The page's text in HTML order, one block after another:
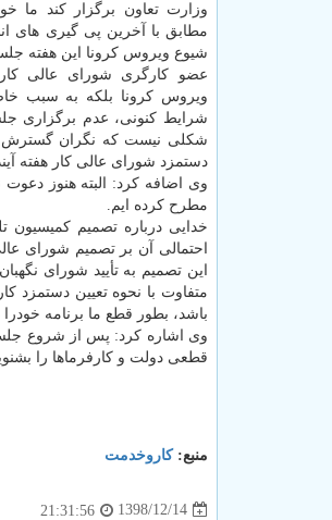
وزارت تعاون برگزار كند ما
مطابق با آخرین پی گیری های
شیوع ویروس كرونا این هفته
عضو كارگری شورای عالی
ویروس كرونا بلكه به سبب
شرایط كنونی، عدم برگزاری
شكلی نیست كه نگران گسترش
دستمزد شورای عالی كار هفته
وی اضافه كرد: البته هنوز
مطرح كرده ایم.
احتمالی آن بر تصمیم شورای
این تصمیم به تأیید شورای
متفاوت با نحوه تعیین دستمزد
باشد، بطور قطع ما برنامه
وی اشاره كرد: پس از شروع
قطعی دولت و كارفرماها را
منبع:كاروخدمت
1398/12/14
21:31:56